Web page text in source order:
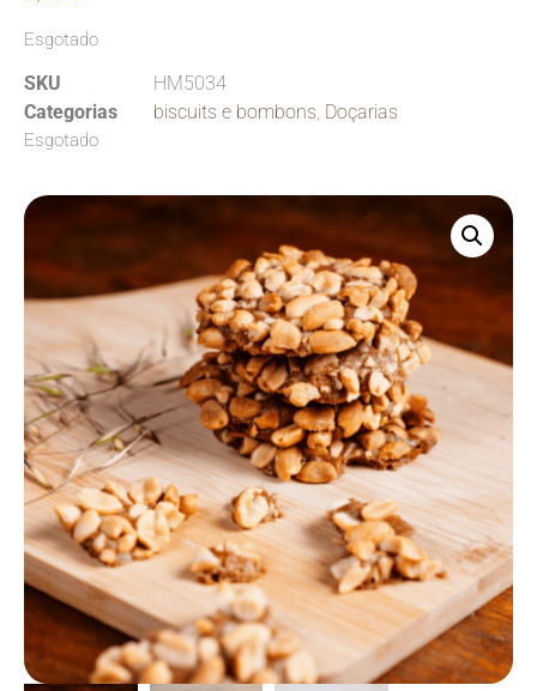
Esgotado
SKU
HM5034
Categorias
biscuits e bombons, Doçarias
Esgotado